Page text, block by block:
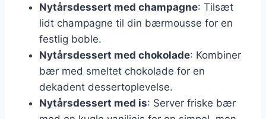
Nytårsdessert med champagne: Tilsæt
lidt champagne til din bærmousse for en
festlig boble.
Nytårsdessert med chokolade: Kombiner
bær med smeltet chokolade for en
dekadent dessertoplevelse.
Nytårsdessert med is: Server friske bær